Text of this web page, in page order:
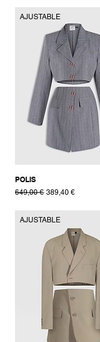
AJUSTABLE
POLIS
Prix original
649,00 € Prix promotionnel
389,40 €
AJUSTABLE